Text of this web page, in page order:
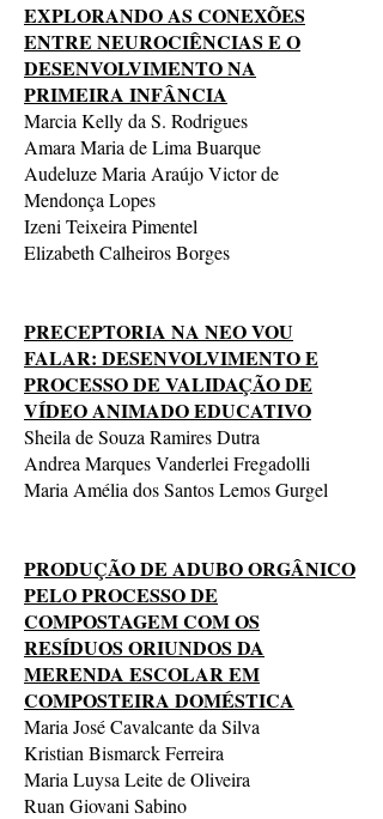
EXPLORANDO AS CONEXÕES
ENTRE NEUROCIÊNCIAS E O
DESENVOLVIMENTO NA
PRIMEIRA INFÂNCIA
Marcia Kelly da S. Rodrigues
Amara Maria de Lima Buarque
Audeluze Maria Araújo Victor de
Mendonça Lopes
Izeni Teixeira Pimentel
Elizabeth Calheiros Borges
PRECEPTORIA NA NEO VOU
FALAR: DESENVOLVIMENTO E
PROCESSO DE VALIDAÇÃO DE
VÍDEO ANIMADO EDUCATIVO
Sheila de Souza Ramires Dutra
Andrea Marques Vanderlei Fregadolli
Maria Amélia dos Santos Lemos Gurgel
PRODUÇÃO DE ADUBO ORGÂNICO
PELO PROCESSO DE
COMPOSTAGEM COM OS
RESÍDUOS ORIUNDOS DA
MERENDA ESCOLAR EM
COMPOSTEIRA DOMÉSTICA
Maria José Cavalcante da Silva
Kristian Bismarck Ferreira
Maria Luysa Leite de Oliveira
Ruan Giovani Sabino